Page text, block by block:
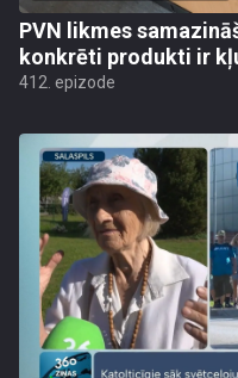
PVN likmes
konkrēti produkti ir
412. epizode